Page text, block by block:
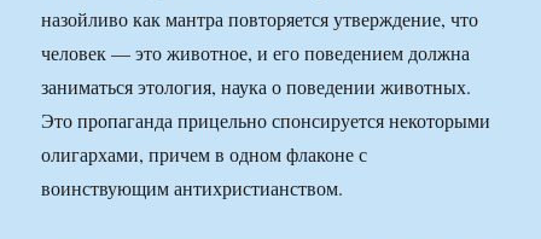
назойливо как мантра повторяется утверждение, что
человек — это животное, и его поведением должна
заниматься этология, наука о поведении животных.
Это пропаганда прицельно спонсируется некоторыми
олигархами, причем в одном флаконе с
воинствующим антихристианством.